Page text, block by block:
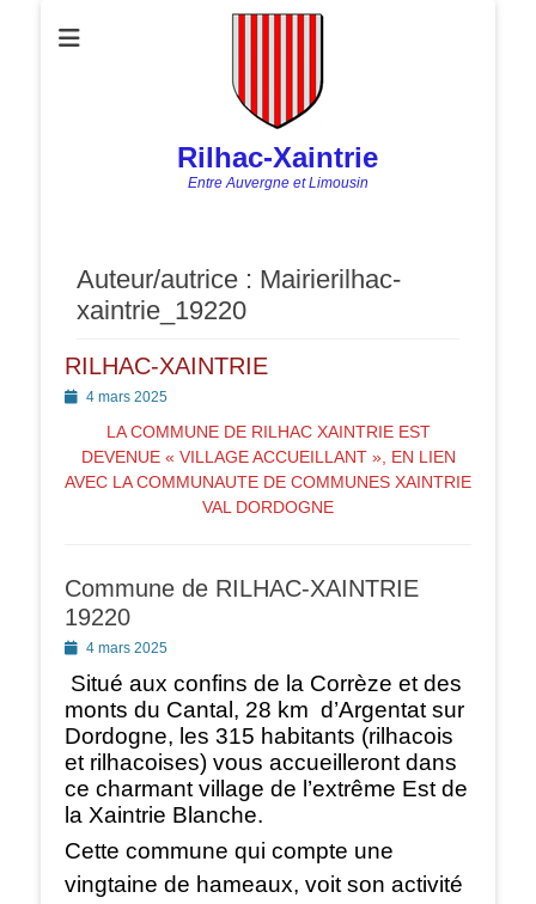
Rilhac-Xaintrie
Entre Auvergne et Limousin
Auteur/autrice : Mairierilhac-
xaintrie_19220
RILHAC-XAINTRIE
Posted4 mars 2025
LA COMMUNE DE RILHAC XAINTRIE EST
DEVENUE « VILLAGE ACCUEILLANT », EN LIEN
AVEC LA COMMUNAUTE DE COMMUNES XAINTRIE
VAL DORDOGNE
Commune de RILHAC-XAINTRIE
19220
Posted4 mars 2025
Situé aux confins de la Corrèze et des
monts du Cantal, 28 km d’Argentat sur
Dordogne, les 315 habitants (rilhacois
et rilhacoises) vous accueilleront dans
ce charmant village de l’extrême Est de
la Xaintrie Blanche.
Cette commune qui compte une
vingtaine de hameaux, voit son activité